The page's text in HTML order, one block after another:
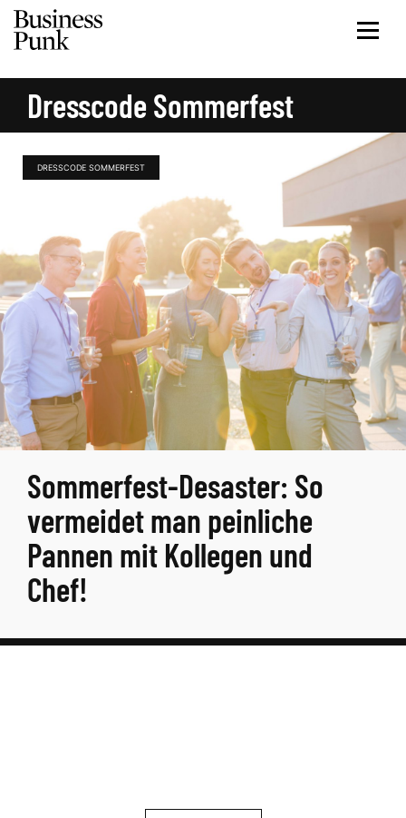
Dresscode Sommerfest
DRESSCODE SOMMERFEST
Sommerfest-Desaster: So
vermeidet man peinliche
Pannen mit Kollegen und
Chef!